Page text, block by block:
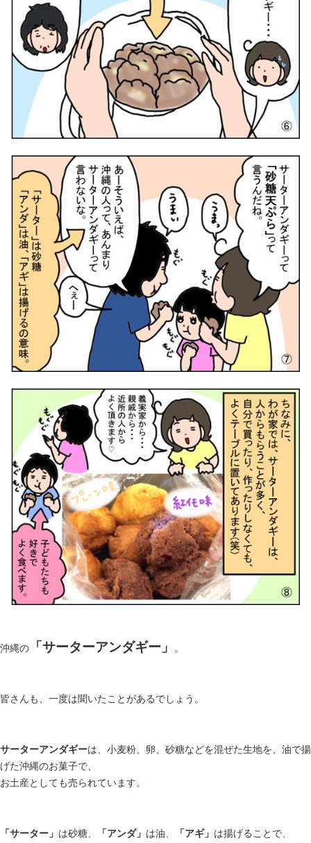
沖縄の 「サーターアンダギー」 。
皆さんも、 一度は聞いたことがあるでしょう。
サーターアンダギーは、小麦粉、卵、砂糖などを混ぜた生地を、 油で揚
げた沖縄のお菓子で、
お土産としても売られています。
「サーター」 は砂糖、 「アンダ」 は油、 「アギ」 は揚げることで、